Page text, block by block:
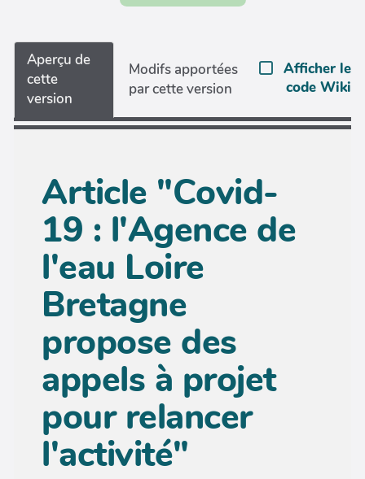
Aperçu de
cette
version
Modifs apportées
par cette version
Afficher le
code Wiki
Article "Covid-
19 : l'Agence de
l'eau Loire
Bretagne
propose des
appels à projet
pour relancer
l'activité"